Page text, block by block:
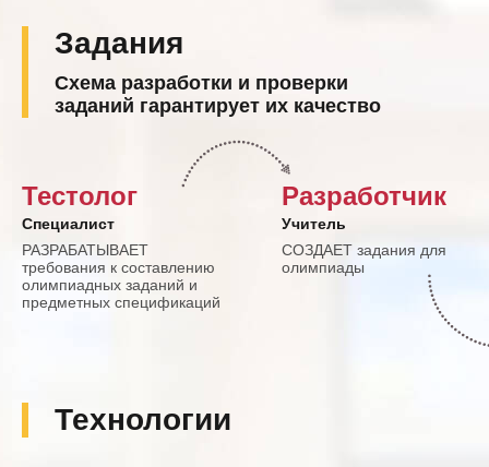
Задания
Схема разработки и проверки
заданий гарантирует их качество
Тестолог
Специалист
РАЗРАБАТЫВАЕТ
требования к составлению
олимпиадных заданий и
предметных спецификаций
Разработчик
Учитель
СОЗДАЕТ задания для
олимпиады
Технологии